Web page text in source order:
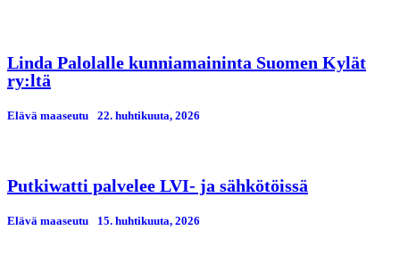
Linda Palolalle kunniamaininta Suomen Kylät
ry:ltä
Elävä maaseutu 22. huhtikuuta, 2026
Putkiwatti palvelee LVI- ja sähkötöissä
Elävä maaseutu 15. huhtikuuta, 2026